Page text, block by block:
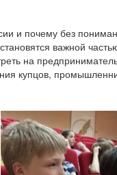
и почему без
важной
на
купцов,